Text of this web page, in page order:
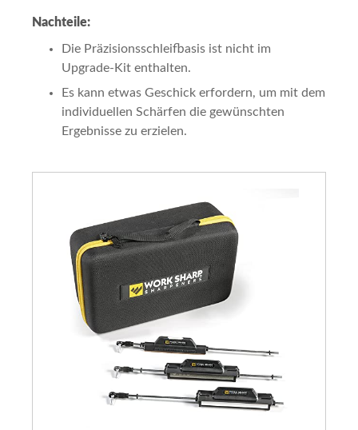
Nachteile:
Die Präzisionsschleifbasis ist nicht im
Upgrade-Kit enthalten.
Es kann etwas Geschick erfordern, um mit dem
individuellen Schärfen die gewünschten
Ergebnisse zu erzielen.